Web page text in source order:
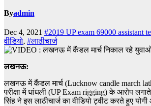
Byadmin
Dec 4, 2021 #2019 UP exam 69000 assistant
वीडियो, #लाठीचार्ज
लखनऊ:
लखनऊ में कैंडल मार्च (Lucknow candle march lathi
परीक्षा में धांधली (UP Exam rigging) के आरोप
सिंह ने इस लाठीचार्ज का वीडियो ट्वीट करते हुए